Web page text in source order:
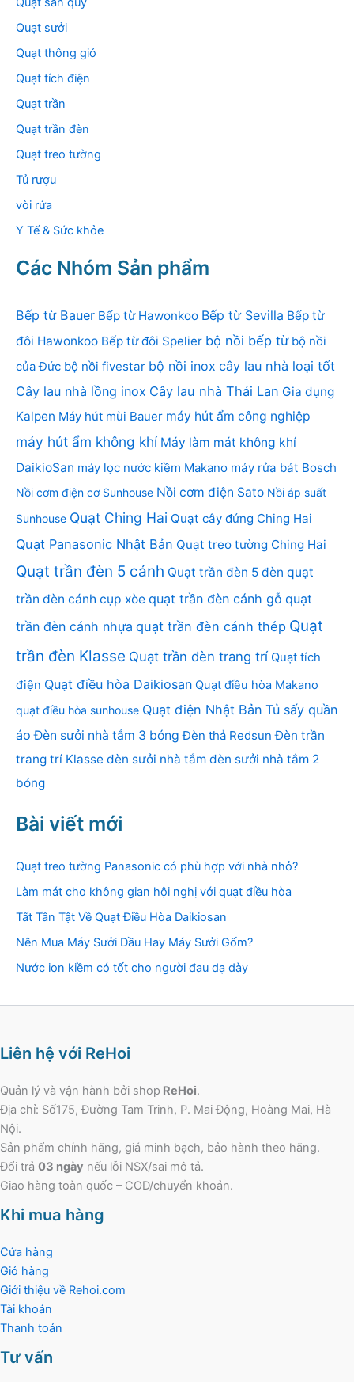
Quạt sưởi
Quạt thông gió
Quạt tích điện
Quạt trần
Quạt trần đèn
Quạt treo tường
Tủ rượu
vòi rửa
Y Tế & Sức khỏe
Các Nhóm Sản phẩm
Bếp từ Bauer Bếp từ Hawonkoo Bếp từ Sevilla Bếp từ
đôi Hawonkoo Bếp từ đôi Spelier bộ nồi bếp từ bộ nồi
của Đức bộ nồi fivestar bộ nồi inox cây lau nhà loại tốt
Cây lau nhà lồng inox Cây lau nhà Thái Lan Gia dụng
Kalpen Máy hút mùi Bauer máy hút ẩm công nghiệp
máy hút ẩm không khí Máy làm mát không khí
DaikioSan máy lọc nước kiềm Makano máy rửa bát Bosch
Nồi cơm điện cơ Sunhouse Nồi cơm điện Sato Nồi áp suất
Sunhouse Quạt Ching Hai Quạt cây đứng Ching Hai
Quạt Panasonic Nhật Bản Quạt treo tường Ching Hai
Quạt trần đèn 5 cánh Quạt trần đèn 5 đèn quạt
trần đèn cánh cụp xòe quạt trần đèn cánh gỗ quạt
trần đèn cánh nhựa quạt trần đèn cánh thép Quạt
trần đèn Klasse Quạt trần đèn trang trí Quạt tích
điện Quạt điều hòa Daikiosan Quạt điều hòa Makano
quạt điều hòa sunhouse Quạt điện Nhật Bản Tủ sấy quần
áo Đèn sưởi nhà tắm 3 bóng Đèn thả Redsun Đèn trần
trang trí Klasse đèn sưởi nhà tắm đèn sưởi nhà tắm 2
bóng
Bài viết mới
Quạt treo tường Panasonic có phù hợp với nhà nhỏ?
Làm mát cho không gian hội nghị với quạt điều hòa
Tất Tần Tật Về Quạt Điều Hòa Daikiosan
Nên Mua Máy Sưởi Dầu Hay Máy Sưởi Gốm?
Nước ion kiềm có tốt cho người đau dạ dày
Liên hệ với ReHoi
Quản lý và vận hành bởi shop ReHoi.
Địa chỉ: Số175, Đường Tam Trinh, P. Mai Động, Hoàng Mai, Hà
Nội.
Sản phẩm chính hãng, giá minh bạch, bảo hành theo hãng.
Đổi trả 03 ngày nếu lỗi NSX/sai mô tả.
Giao hàng toàn quốc – COD/chuyển khoản.
Khi mua hàng
Cửa hàng
Giỏ hàng
Giới thiệu về Rehoi.com
Tài khoản
Thanh toán
Tư vấn